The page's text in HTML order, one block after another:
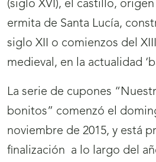
(siglo XVI), el castillo,
ermita de Santa Lucía,
siglo XII o comienzos del
medieval, en la actualidad
La serie de cupones
bonitos” comenzó el
noviembre de 2015, y está
finalización a lo largo del